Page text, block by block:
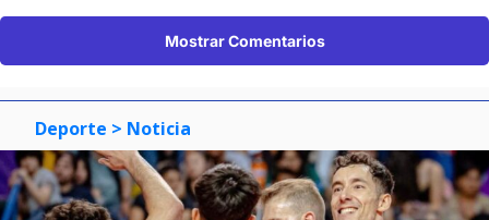
Mostrar Comentarios
Deporte > Noticia